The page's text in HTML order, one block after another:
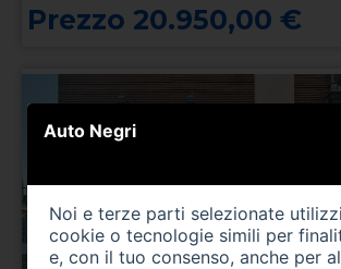
Prezzo 20.950,00 €
Auto Negri
Noi e terze parti selezionate
cookie o tecnologie simili per
e, con il tuo consenso, anche per